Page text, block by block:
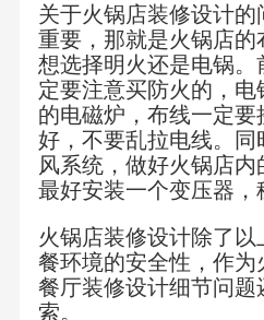
关于火锅店装修设计
重要，那就是火锅店的
想选择明火还是电锅。
定要注意买防火的，电
的电磁炉，布线一定要
好，不要乱拉电线。
风系统，做好火锅店
最好安装一个变压器，
火锅店装修设计除了
餐环境的安全性，作
餐厅装修设计细节问题
索。